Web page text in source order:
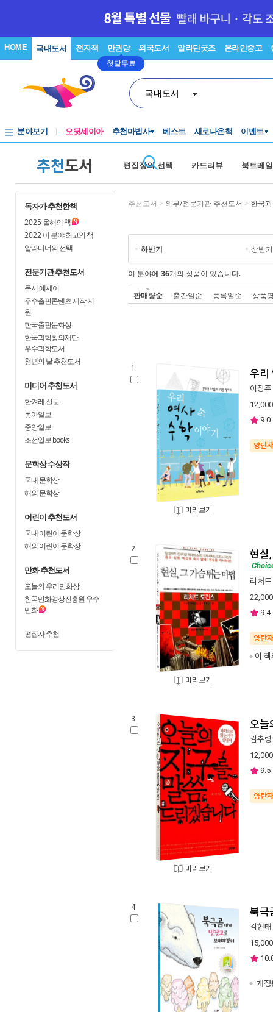
HOME 국내도서 전자책 만권당
첫달무료
외국도서 알라딘굿즈 온라인중고
국내도서
분야보기 오뒷세이아 추천마법사 베스트 새로나온책 이벤트
추천도서 편집장의 선택 카드리뷰 북트레
독자가 추천한책
2025올해의 책
2022이 분야 최고의 책
알라디너의 선택
전문기관 추천도서
독서 에세이
우수출판콘텐츠 제작 지
원
한국출판문화상
한국과학창의재단
우수과학도서
청년의 날 추천도서
미디어 추천도서
한겨레 신문
동아일보
중앙일보
조선일보 books
문학상 수상작
국내 문학상
해외 문학상
어린이 추천도서
국내 어린이 문학상
해외 어린이 문학상
만화 추천도서
오늘의 우리만화상
한국만화영상진흥원 우수
만화
편집자 추천
추천도서 > 외부/전문기관 추천도서 > 한국
하반기 상반기
이 분야에 36개의 상품이 있습니다.
판매량순 출간일순 등록일순 상품
1.
미리보기
우리
이장주
12,000
9.0
양탄
2.
미리보기
현실
리처
22,000
9.4
양탄
이
3.
미리보기
오늘
김추령
12,000
9.5
양탄
4. 북극
김현태
15,000
개정